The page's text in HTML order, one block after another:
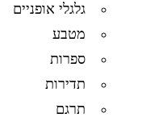
גלגלי אופניים
מטבע
ספרות
תדירות
תרגם